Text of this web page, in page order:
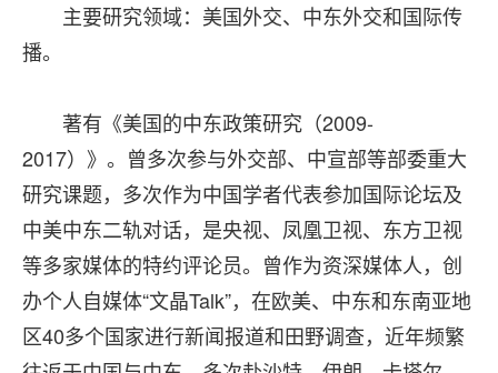
主要研究领域：美国外交、中东外交和国际传
播。
著有《美国的中东政策研究（2009-
2017）》。曾多次参与外交部、中宣部等部委重大
研究课题，多次作为中国学者代表参加国际论坛及
中美中东二轨对话，是央视、凤凰卫视、东方卫视
等多家媒体的特约评论员。曾作为资深媒体人，创
办个人自媒体“文晶Talk”，在欧美、中东和东南亚地
区40多个国家进行新闻报道和田野调查，近年频繁